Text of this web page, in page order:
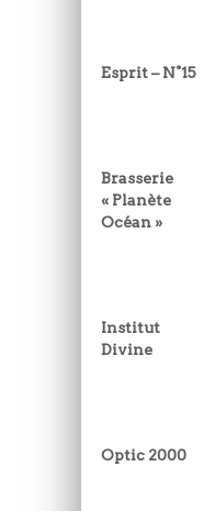
Esprit – N°15
Brasserie
« Planète
Océan »
Institut
Divine
Optic 2000